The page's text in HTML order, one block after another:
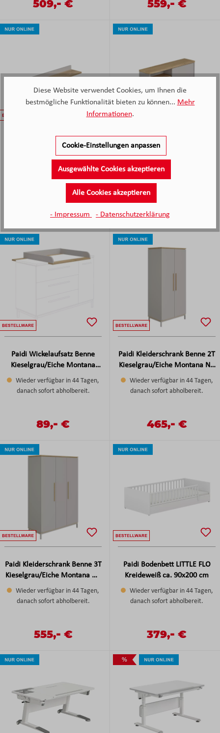
Regulärer Preis:
Verkaufspreis:
509, € Regulärer Preis:
Verkaufspreis:
559, €
Paidi Wandboard Benne
Kieselgrau/Eiche Montana
Nachbildung ca.95x8x23 cm
Wieder verfügbar in 44 Tagen,
danach sofort abholbereit.
Regulärer Preis:
Verkaufspreis:
59,-€
Paidi Wandregal Benne
Kieselgrau/Eiche Montana NB
ca.86x29x20 cm
Wieder verfügbar in 44 Tagen,
danach sofort abholbereit.
Regulärer Preis:
Verkaufspreis:
115,-
Paidi Wickelaufsatz Benne
Kieselgrau/Eiche Montana
Nachbildung ca. 84x75 cm
Wieder verfügbar in 44 Tagen,
danach sofort abholbereit.
Regulärer Preis:
Verkaufspreis:
89,- €
Paidi Kleiderschrank Benne 2T
Kieselgrau/Eiche Montana NB
ca.95x202x56 cm
Wieder verfügbar in 44 Tagen,
danach sofort abholbereit.
Regulärer Preis:
Verkaufspreis:
465,- €
Paidi Kleiderschrank Benne 3T
Kieselgrau/Eiche Montana NB
ca.135x202x56 cm
Wieder verfügbar in 44 Tagen,
danach sofort abholbereit.
Regulärer Preis:
Verkaufspreis:
555,- €
Paidi Bodenbett LITTLE FLO
Kreideweiß ca. 90x200 cm
Wieder verfügbar in 44 Tagen,
danach sofort abholbereit.
Regulärer Preis:
Verkaufspreis:
379,- €
%
Diese Website verwendet Cookies, um Ihnen die
bestmögliche Funktionalität bieten zu können... Mehr
Informationen.
Cookie-Einstellungen anpassen
Ausgewählte Cookies akzeptieren
Alle Cookies akzeptieren
- Impressum - Datenschutzerklärung